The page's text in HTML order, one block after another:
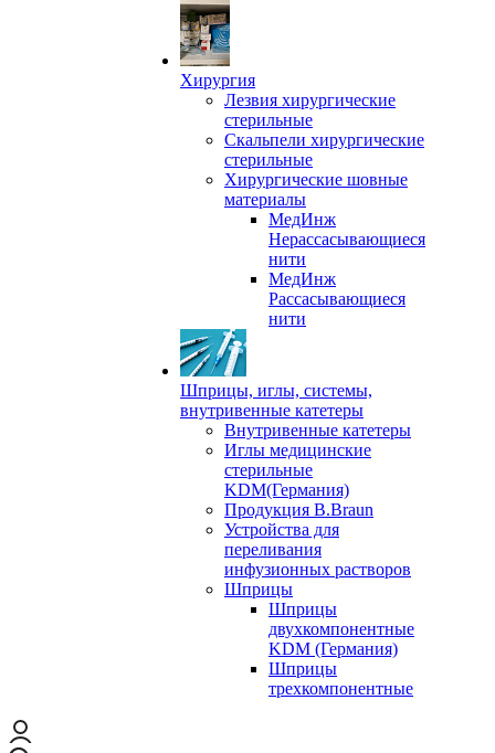
Хирургия
Лезвия хирургические
стерильные
Скальпели хирургические
стерильные
Хирургические шовные
материалы
МедИнж
Нерассасывающиеся
нити
МедИнж
Рассасывающиеся
нити
Шприцы, иглы, системы,
внутривенные катетеры
Внутривенные катетеры
Иглы медицинские
стерильные
KDM(Германия)
Продукция B.Braun
Устройства для
переливания
инфузионных растворов
Шприцы
Шприцы
двухкомпонентные
KDM (Германия)
Шприцы
трехкомпонентные